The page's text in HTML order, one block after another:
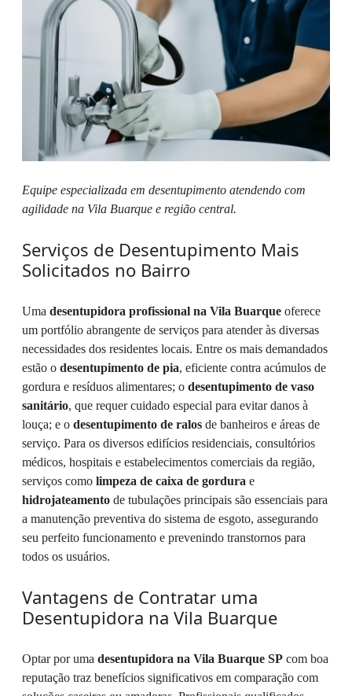
Equipe especializada em desentupimento atendendo com
agilidade na Vila Buarque e região central.
Serviços de Desentupimento Mais
Solicitados no Bairro
Uma desentupidora profissional na Vila Buarque oferece
um portfólio abrangente de serviços para atender às diversas
necessidades dos residentes locais. Entre os mais demandados
estão o desentupimento de pia, eficiente contra acúmulos de
gordura e resíduos alimentares; o desentupimento de vaso
sanitário, que requer cuidado especial para evitar danos à
louça; e o desentupimento de ralos de banheiros e áreas de
serviço. Para os diversos edifícios residenciais, consultórios
médicos, hospitais e estabelecimentos comerciais da região,
serviços como limpeza de caixa de gordura e
hidrojateamento de tubulações principais são essenciais para
a manutenção preventiva do sistema de esgoto, assegurando
seu perfeito funcionamento e prevenindo transtornos para
todos os usuários.
Vantagens de Contratar uma
Desentupidora na Vila Buarque
Optar por uma desentupidora na Vila Buarque SP com boa
reputação traz benefícios significativos em comparação com